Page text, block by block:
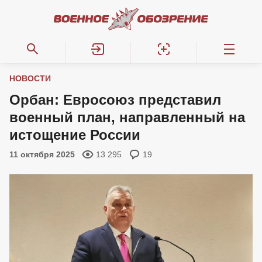
НОВОСТИ
Орбан: Евросоюз представил
военный план, направленный на
истощение России
11 октября 2025 13 295 19